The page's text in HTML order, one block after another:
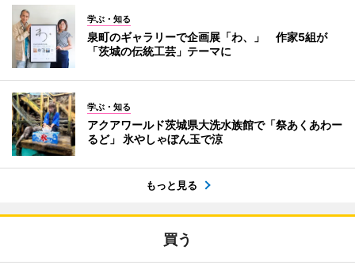
学ぶ・知る
泉町のギャラリーで企画展「わ、」 作家5組が
「茨城の伝統工芸」テーマに
学ぶ・知る
アクアワールド茨城県大洗水族館で「祭あくあわー
るど」 氷やしゃぼん玉で涼
もっと見る
買う